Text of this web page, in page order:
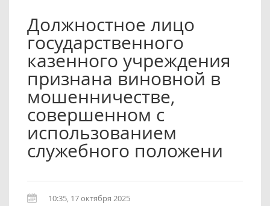
Должностное лицо
государственного
казенного учреждения
признана виновной в
мошенничестве,
совершенном с
использованием
служебного положени
10:35, 17 октября 2025